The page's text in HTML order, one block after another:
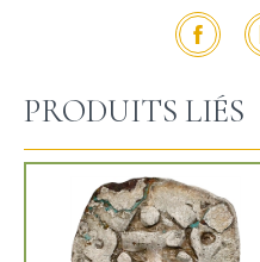
PRODUITS LIÉS